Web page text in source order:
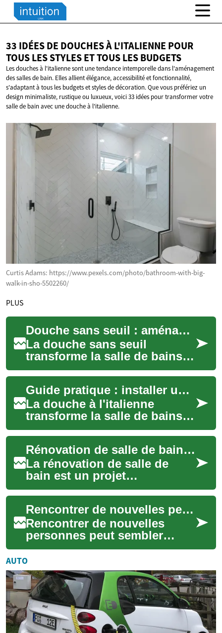
33 IDÉES DE DOUCHES À L'ITALIENNE POUR
TOUS LES STYLES ET TOUSLES BUDGETS
Les douches à l'italienne sont une tendance intemporelle dans l'aménagement
des salles de bain. Elles allient élégance, accessibilité et fonctionnalité,
s'adaptant à tous les budgets et styles de décoration. Que vous préfériez un
design minimaliste, rustique ou luxueux, voici 33 idées pour transformer votre
salle de bain avec une douche à l'italienne.
Curtis Adams: https://www.pexels.com/photo/bathroom-with-big-
walk-in-sho-5502260/
PLUS
Douche sans seuil : aménagement, design et pratique
La douche sans seuil
transforme la salle de bains
en un espace fluide,
accessible et visuellement
ouvert. Adaptée aux...
Guide pratique : installer une douche à l'italienne dans votre salle de bains
La douche à l'italienne
transforme la salle de bains
en un espace accessible et
contemporain, sans bac
surélevé et so...
Rénovation de salle de bain : Guide complet pour transformer votre espace
La rénovation de salle de
bain est un projet
passionnant qui peut
considérablement améliorer
votre qualité de vie et ...
Rencontrer de nouvelles personnes : idées pour tous les âges
Rencontrer de nouvelles
personnes peut sembler
intimidant, quel que soit
l'âge, mais des approches
simples et bien ch...
AUTO